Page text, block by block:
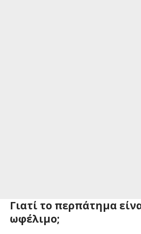
Γιατί το περπάτημα
ωφέλιμο;